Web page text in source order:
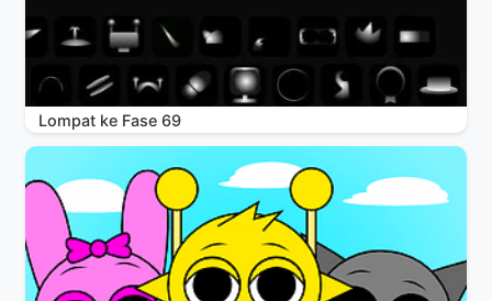
Lompat ke Fase 69